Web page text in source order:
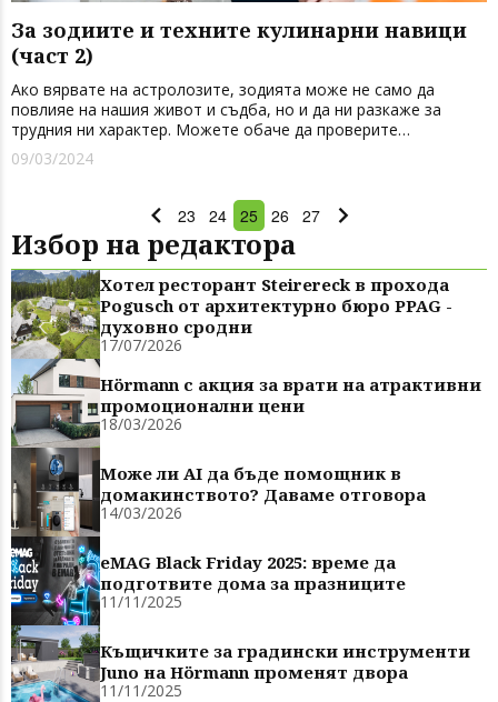
За зодиите и техните кулинарни навици
(част 2)
Ако вярвате на астролозите, зодията може не само да
повлияе на нашия живот и съдба, но и да ни разкаже за
трудния ни характер. Можете обаче да проверите
достоверността на информацията, като използвате кухнята
като пример. Искате ли да знаете каква домакиня сте и какво
09/03/2024
23 24 25 26 27
Избор на редактора
Хотел ресторант Steirereck в прохода
Pogusch от архитектурно бюро PPAG -
духовно сродни
17/07/2026
Hörmann с акция за врати на атрактивни
промоционални цени
18/03/2026
Може ли AI да бъде помощник в
домакинството? Даваме отговора
14/03/2026
eMAG Black Friday 2025: време да
подготвите дома за празниците
11/11/2025
Къщичките за градински инструменти
Juno на Hörmann променят двора
11/11/2025